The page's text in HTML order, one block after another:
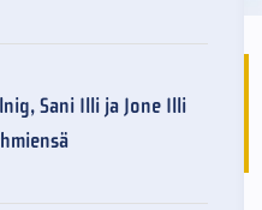
Sani Illi ja Jone Illi